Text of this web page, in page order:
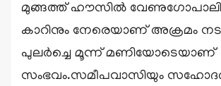
മുങ്ങത്ത് ഹൗസിൽ
കാറിനും നേരെയാണ് അക്രമം
പുലർച്ചെ മൂന്ന് മണിയോടെയാണ്
സംഭവം.സമീപവാസിയും